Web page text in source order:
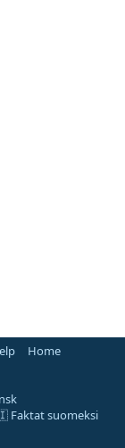
Home
Faktat suomeksi